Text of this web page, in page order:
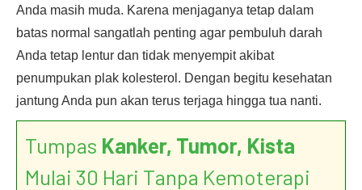
Anda masih muda. Karena menjaganya tetap dalam
batas normal sangatlah penting agar pembuluh darah
Anda tetap lentur dan tidak menyempit akibat
penumpukan plak kolesterol. Dengan begitu kesehatan
jantung Anda pun akan terus terjaga hingga tua nanti.
Tumpas Kanker, Tumor, Kista
Mulai 30 Hari Tanpa Kemoterapi